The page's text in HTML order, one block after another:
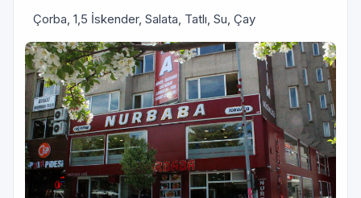
Çorba, 1,5 İskender, Salata, Tatlı, Su, Çay